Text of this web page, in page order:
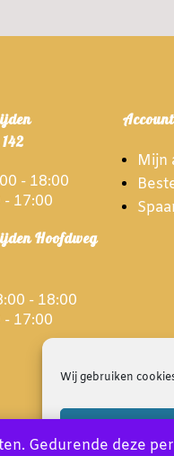
Wij gebruiken
Gedurende deze
- 18:00
- 17:00
Hoofdweg
- 18:00
- 17:00
Account
Mijn